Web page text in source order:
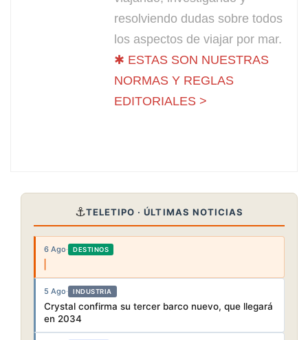
resolviendo dudas sobre todos
los aspectos de viajar por mar.
✱ ESTAS SON NUESTRAS
NORMAS Y REGLAS
EDITORIALES >
⚓TELETIPO · ÚLTIMAS NOTICIAS
6 Ago· DESTINOS
5 Ago· INDUSTRIA
Crystal confirma su tercer barco nuevo, que llegará
en 2034